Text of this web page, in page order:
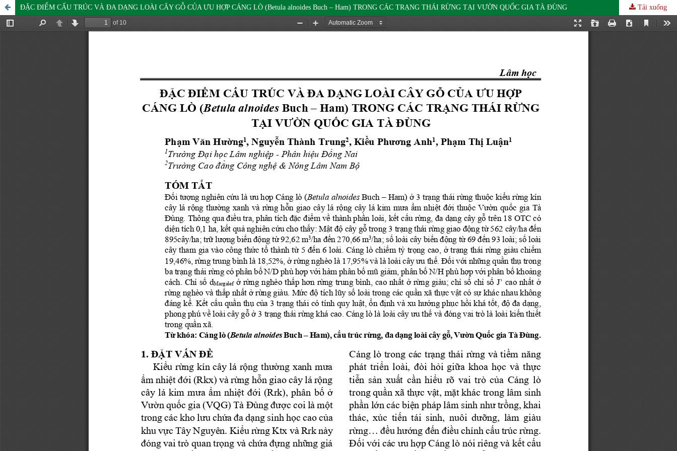
ĐẶC ĐIỂM CẤU TRÚC VÀ ĐA DẠNG LOÀI CÂY GỖ CỦA ƯU HỢP CÁNG LÒ (Betula alnoides Buch – Ham) TRONG CÁC TRẠNG THÁI RỪNG TẠI VƯỜN QUỐC GIA TÀ ĐÙNG Tải xuống